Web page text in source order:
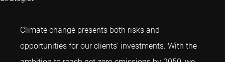
Climate change presents both risks and
opportunities for our clients’ investments. With the